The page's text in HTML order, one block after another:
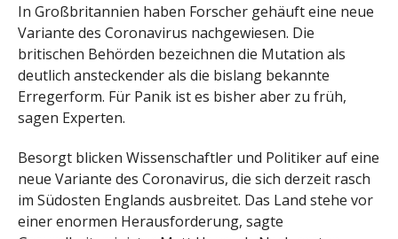
In Großbritannien haben Forscher gehäuft eine neue
Variante des Coronavirus nachgewiesen. Die
britischen Behörden bezeichnen die Mutation als
deutlich ansteckender als die bislang bekannte
Erregerform. Für Panik ist es bisher aber zu früh,
sagen Experten.
Besorgt blicken Wissenschaftler und Politiker auf eine
neue Variante des Coronavirus, die sich derzeit rasch
im Südosten Englands ausbreitet. Das Land stehe vor
einer enormen Herausforderung, sagte